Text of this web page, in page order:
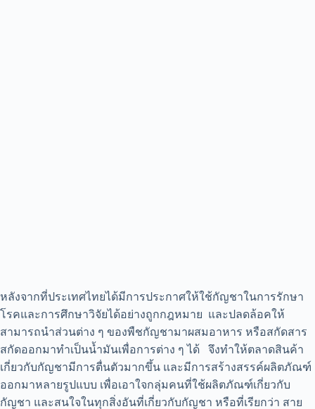
หลังจากที่ประเทศไทยได้มีการประกาศให้ใช้กัญชาในการรักษา
โรคและการศึกษาวิจัยได้อย่างถูกกฎหมาย และปลดล้อคให้
สามารถนำส่วนต่าง ๆ ของพืชกัญชามาผสมอาหาร หรือสกัดสาร
สกัดออกมาทำเป็นน้ำมันเพื่อการต่าง ๆ ได้ จึงทำให้ตลาดสินค้า
เกี่ยวกับกัญชามีการตื่นตัวมากขึ้น และมีการสร้างสรรค์ผลิตภัณฑ์
ออกมาหลายรูปแบบ เพื่อเอาใจกลุ่มคนที่ใช้ผลิตภัณฑ์เกี่ยวกับ
กัญชา และสนใจในทุกสิ่งอันที่เกี่ยวกับกัญชา หรือที่เรียกว่า สาย